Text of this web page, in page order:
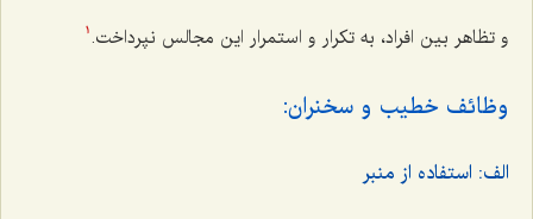
و تظاهر بین افراد، به تکرار و استمرار این مجالس نپرداخت. 1
وظائف خطیب و سخنران:
الف: استفاده از منبر